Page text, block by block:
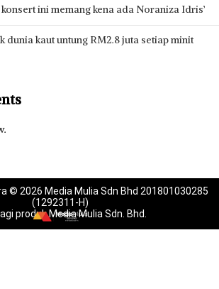
konsert ini memang kena ada Noraniza Idris’
dunia kaut untung RM2.8 juta setiap minit
© 2026 Media Mulia Sdn Bhd 201801030285
(1292311-H)
produk Media Mulia Sdn. Bhd.